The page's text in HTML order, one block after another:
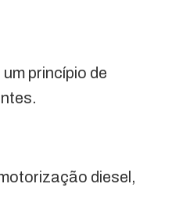
princípio de
diesel,